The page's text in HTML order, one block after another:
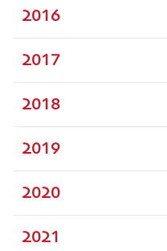
2016
2017
2018
2019
2020
2021